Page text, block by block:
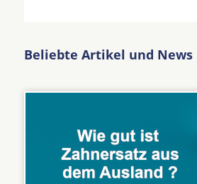
Beliebte Artikel und News